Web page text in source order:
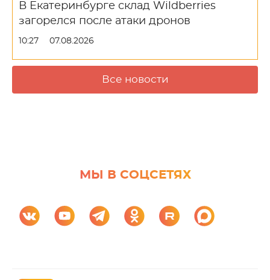
В Екатеринбурге склад Wildberries
загорелся после атаки дронов
10:27 07.08.2026
Все новости
МЫ В СОЦСЕТЯХ